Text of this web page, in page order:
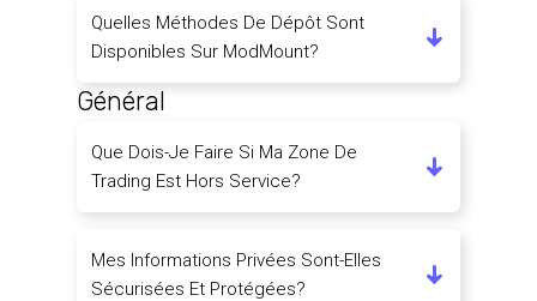
Quelles Méthodes De Dépôt Sont
Disponibles Sur ModMount?
Général
Que Dois-Je Faire Si Ma Zone De
Trading Est Hors Service?
Mes Informations Privées Sont-Elles
Sécurisées Et Protégées?